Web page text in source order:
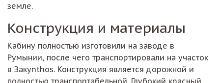
земле.
Конструкция и материалы
Кабину полностью изготовили на заводе в
Румынии, после чего транспортировали на участок
в Закynthos. Конструкция является дорожной и